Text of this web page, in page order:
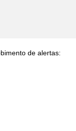
de alertas: